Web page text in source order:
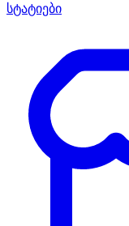
სტატიები